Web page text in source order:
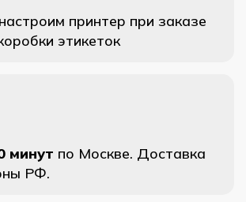
настроим принтер при заказе
этикеток
минут по Москве. Доставка
РФ.